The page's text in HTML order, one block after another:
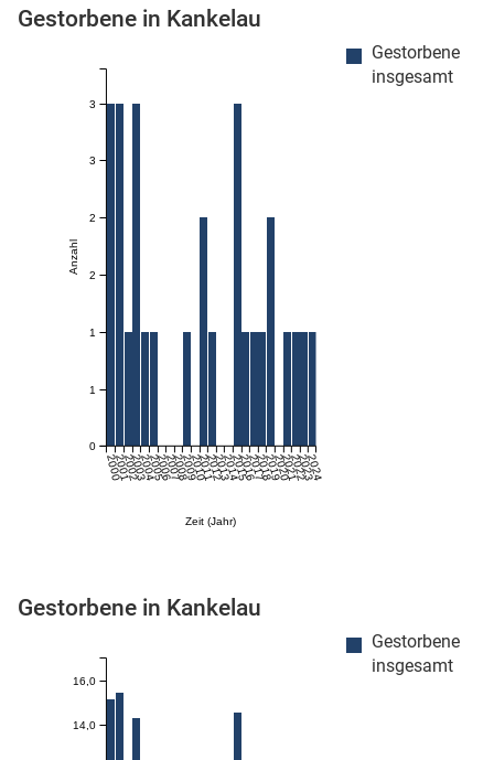
Gestorbene in Kankelau
Gestorbene
insgesamt
Zeit (Jahr)
200020012002200320042005200620072008200920102011201220132014201520162017201820192020202120222023
2024
Anzahl
0
1
1
2
2
3
3
Gestorbene in Kankelau
Gestorbene
insgesamt
14,0
16,0